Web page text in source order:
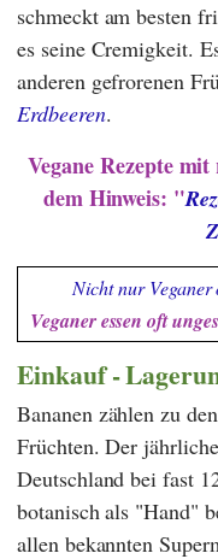
schmeckt am besten
es seine Cremigkeit.
anderen gefrorenen
Erdbeeren.
Vegane Rezepte
dem Hinweis: "
Nicht nur Veganer
Veganer essen oft
Einkauf -
Bananen zählen zu
Früchten. Der
Deutschland bei fast
botanisch als "Hand"
allen bekannten